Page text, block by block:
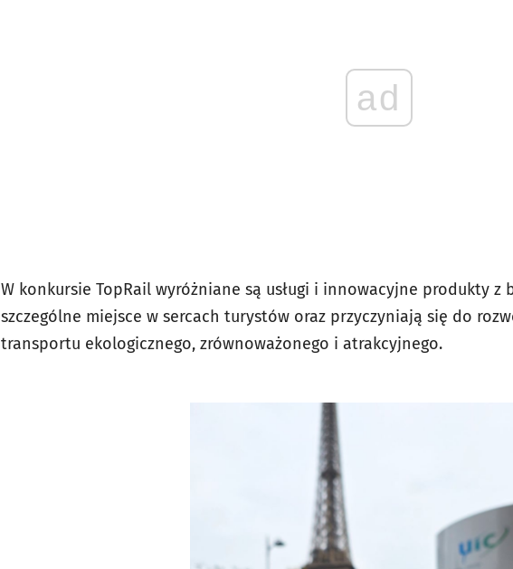
ad
W konkursie TopRail wyróżniane są usługi i innowacyjne produkty z
szczególne miejsce w sercach turystów oraz przyczyniają się do
transportu ekologicznego, zrównoważonego i atrakcyjnego.